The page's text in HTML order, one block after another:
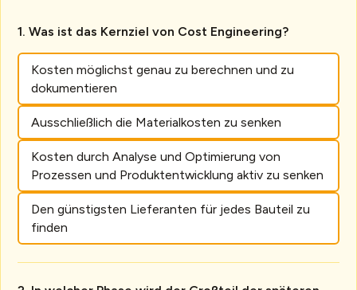
Was ist das Kernziel von Cost Engineering?
Kosten möglichst genau zu berechnen und zu
dokumentieren
Ausschließlich die Materialkosten zu senken
Kosten durch Analyse und Optimierung von
Prozessen und Produktentwicklung aktiv zu senken
Den günstigsten Lieferanten für jedes Bauteil zu
finden